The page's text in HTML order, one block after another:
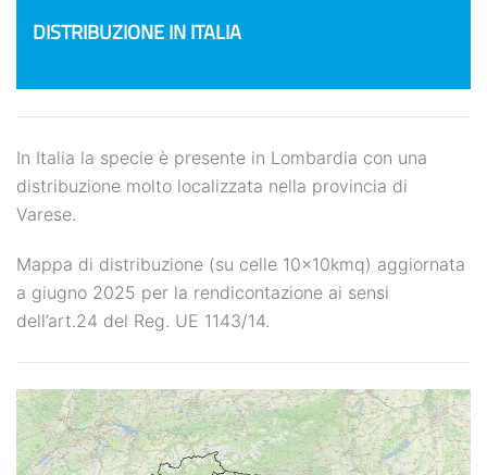
DISTRIBUZIONE IN ITALIA
In Italia la specie è presente in Lombardia con una
distribuzione molto localizzata nella provincia di
Varese.
Mappa di distribuzione (su celle 10x10kmq) aggiornata
a giugno 2025 per la rendicontazione ai sensi
dell’art.24 del Reg. UE 1143/14.